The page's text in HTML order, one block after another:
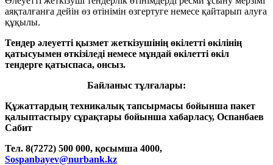
аяқталғанға дейін өз өтінімін өзгертуге немесе қайтарып алуға
құқылы.
Тендер әлеуетті қызмет жеткізушінің өкілетті өкілінің
қатысуымен өткізіледі немесе мұндай өкілетті өкіл
тендерге қатыспаса, онсыз.
Байланыс тұлғалары:
Құжаттардың техникалық тапсырмасы бойынша пакет
қалыптастыру сұрақтары бойынша хабарласу, Оспанбаев
Сабит
Тел. 8(7272) 500 000, қосымша 4000,
Sospanbayev@nurbank.kz